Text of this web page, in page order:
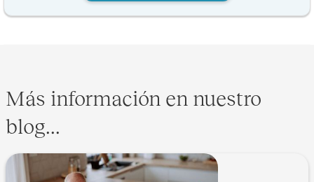
Más información en nuestro
blog...